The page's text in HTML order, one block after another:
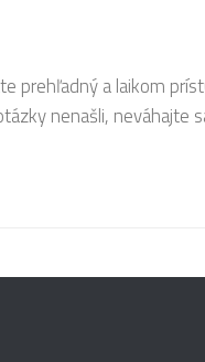
prehľadný a laikom
nenašli, neváhajte